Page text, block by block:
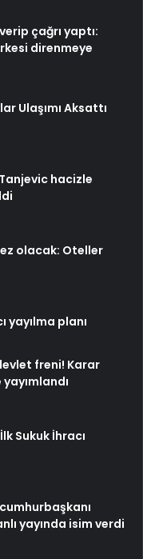
çağrı yaptı:
direnmeye
Ulaşımı Aksattı
hacizle
olacak: Oteller
yayılma planı
freni! Karar
Sukuk İhracı
yayında isim verdi